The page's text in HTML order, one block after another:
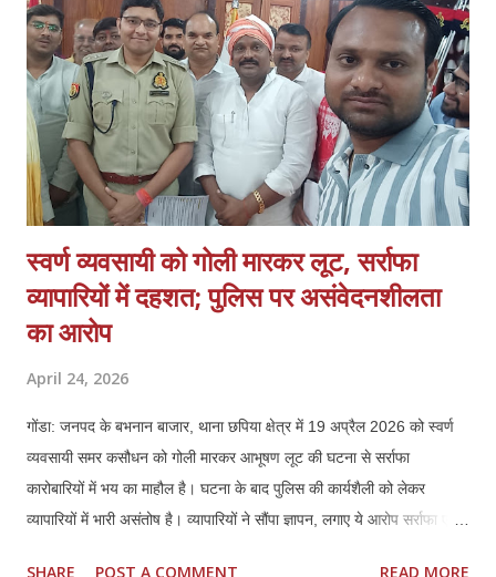
पक्का करना चाहिए कि पुलिस पेट्रोलिंग गाड़ियां अस्पताल के इलाकों में अक्सर
पेट्रोलिंग करें।
स्वर्ण व्यवसायी को गोली मारकर लूट, सर्राफा
व्यापारियों में दहशत; पुलिस पर असंवेदनशीलता
का आरोप
April 24, 2026
गोंडा: जनपद के बभनान बाजार, थाना छपिया क्षेत्र में 19 अप्रैल 2026 को स्वर्ण
व्यवसायी समर कसौधन को गोली मारकर आभूषण लूट की घटना से सर्राफा
कारोबारियों में भय का माहौल है। घटना के बाद पुलिस की कार्यशैली को लेकर
व्यापारियों में भारी असंतोष है। व्यापारियों ने सौंपा ज्ञापन, लगाए ये आरोप सर्राफा एवं
SHARE POST A COMMENT READ MORE